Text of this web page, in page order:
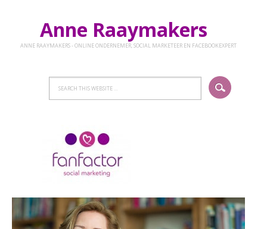
Anne Raaymakers
ANNE RAAYMAKERS - ONLINE ONDERNEMER, SOCIAL MARKETEER EN FACEBOOKEXPERT